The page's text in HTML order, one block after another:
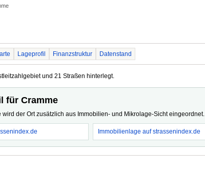
Lageprofil Finanzstruktur Datenstand
und 21 Straßen hinterlegt.
für Cramme
wird der Ort zusätzlich aus Immobilien- und Mikrolage-Sicht eingeordnet.
Immobilienlage auf strassenindex.de